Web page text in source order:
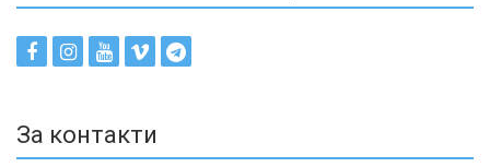
За контакти